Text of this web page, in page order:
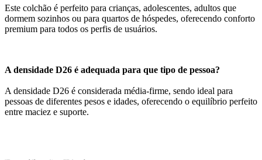
Este colchão é perfeito para crianças, adolescentes, adultos que
dormem sozinhos ou para quartos de hóspedes, oferecendo conforto
premium para todos os perfis de usuários.
A densidade D26 é adequada para que tipo de pessoa?
A densidade D26 é considerada média-firme, sendo ideal para
pessoas de diferentes pesos e idades, oferecendo o equilíbrio perfeito
entre maciez e suporte.